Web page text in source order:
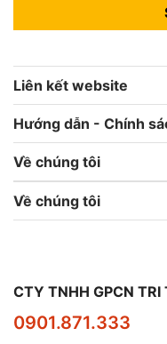
Liên kết website
Hướng dẫn - Chính
Về chúng tôi
Về chúng tôi
CTY TNHH GPCN TRI
0901.871.333